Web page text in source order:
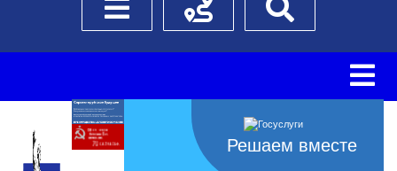
Боковое менюСхема проезда
Решаем вместе